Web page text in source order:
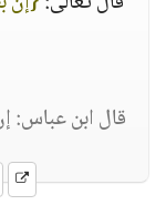
قال ابن عباس: